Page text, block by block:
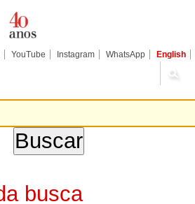
YouTube Instagram WhatsApp English
busca